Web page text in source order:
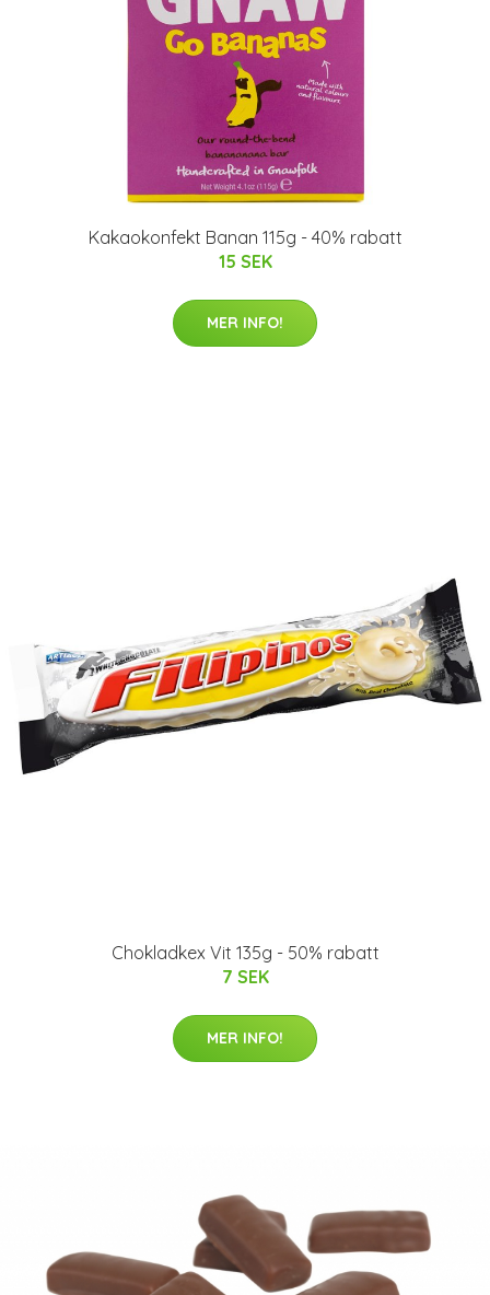
Kakaokonfekt Banan 115g - 40% rabatt
15 SEK
MER INFO!
Chokladkex Vit 135g - 50% rabatt
7 SEK
MER INFO!